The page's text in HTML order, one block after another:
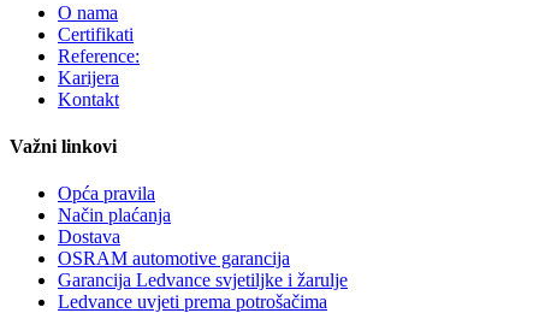
O nama
Certifikati
Reference:
Karijera
Kontakt
Važni linkovi
Opća pravila
Način plaćanja
Dostava
OSRAM automotive garancija
Garancija Ledvance svjetiljke i žarulje
Ledvance uvjeti prema potrošačima